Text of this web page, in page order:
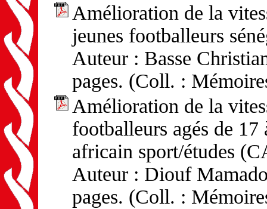
Amélioration de la
jeunes footballeurs
Auteur : Basse
pages. (Coll. :
Amélioration de la
footballeurs agés de 17
africain sport/études
Auteur : Diouf
pages. (Coll. :